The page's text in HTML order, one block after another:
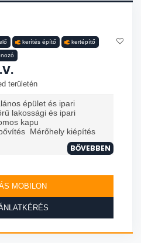
kerítés építő kertépítő
területén
épület és ipari
lakossági és ipari
kapu
Mérőhely kiépítés
BŐVEBBEN
MOBILON